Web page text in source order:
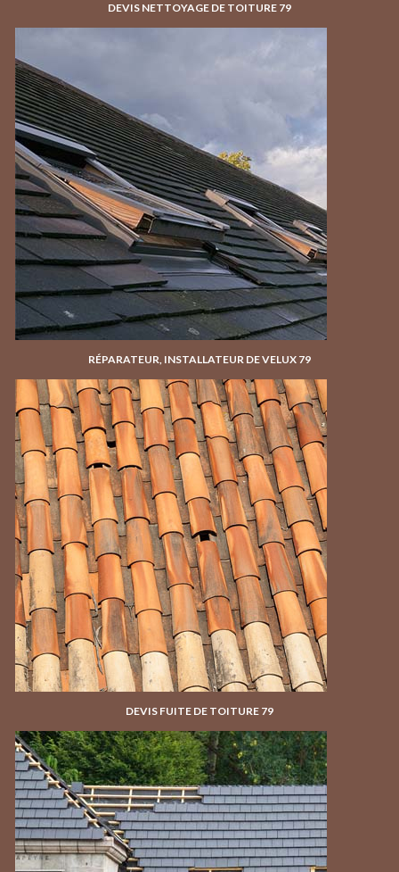
DEVIS NETTOYAGE DE TOITURE 79
RÉPARATEUR, INSTALLATEUR DE VELUX 79
DEVIS FUITE DE TOITURE 79